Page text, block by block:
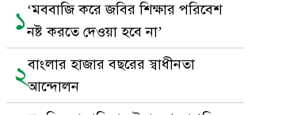
১‘মববাজি করে জবির শিক্ষার পরিবেশ
নষ্ট করতে দেওয়া হবে না’
২বাংলার হাজার বছরের স্বাধীনতা
আন্দোলন